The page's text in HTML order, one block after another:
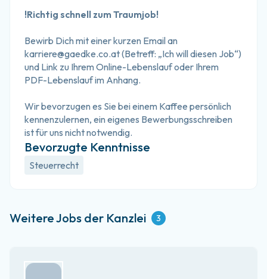
!Richtig schnell zum Traumjob!
karriere@gaedke.co.at (Betreff: „Ich will diesen Job“)
und Link zu Ihrem Online-Lebenslauf oder Ihrem
PDF-Lebenslauf im Anhang.
Wir bevorzugen es Sie bei einem Kaffee persönlich
kennenzulernen, ein eigenes Bewerbungsschreiben
ist für uns nicht notwendig.
Bevorzugte Kenntnisse
Steuerrecht
Weitere Jobs der Kanzlei 3